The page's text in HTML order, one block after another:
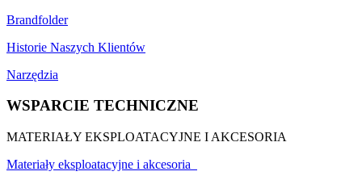
Brandfolder
Historie Naszych Klientów
Narzędzia
WSPARCIE TECHNICZNE
MATERIAŁY EKSPLOATACYJNE I AKCESORIA
Materiały eksploatacyjne i akcesoria